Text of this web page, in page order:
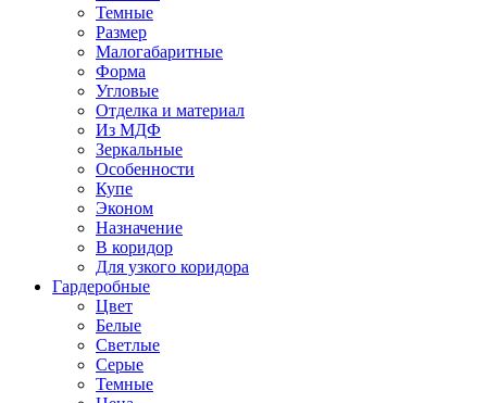
Темные
Размер
Малогабаритные
Форма
Угловые
Отделка и материал
Из МДФ
Зеркальные
Особенности
Купе
Эконом
Назначение
В коридор
Для узкого коридора
Гардеробные
Цвет
Белые
Светлые
Серые
Темные